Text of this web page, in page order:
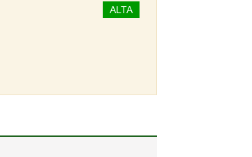
ALTA